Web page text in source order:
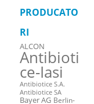
PRODUCATO
RI
ALCON
Antibioti
ce-Iasi
Antibiotice S.A.
Antibiotice SA
Bayer AG Berlin-